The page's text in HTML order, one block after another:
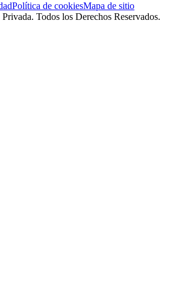
Política de cookiesMapa de sitio
Todos los Derechos Reservados.